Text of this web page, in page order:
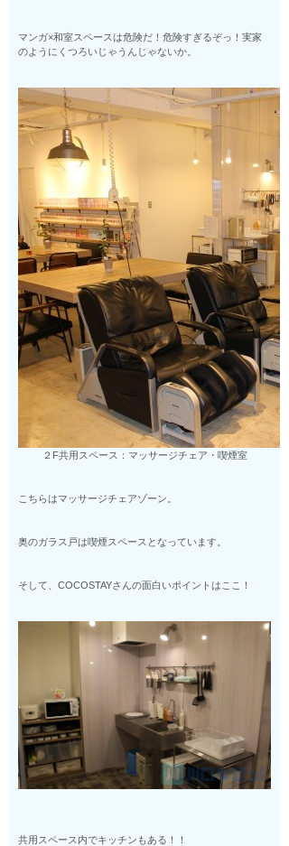
マンガ×和室スペースは危険だ！危険すぎるぞっ！実家
のようにくつろいじゃうんじゃないか。
２F共用スペース：マッサージチェア・喫煙室
こちらはマッサージチェアゾーン。
奥のガラス戸は喫煙スペースとなっています。
そして、COCOSTAYさんの面白いポイントはここ！
共用スペース内でキッチンもある！！